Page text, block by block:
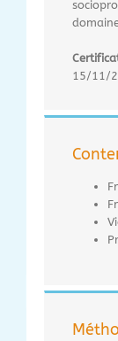
C
15/11/